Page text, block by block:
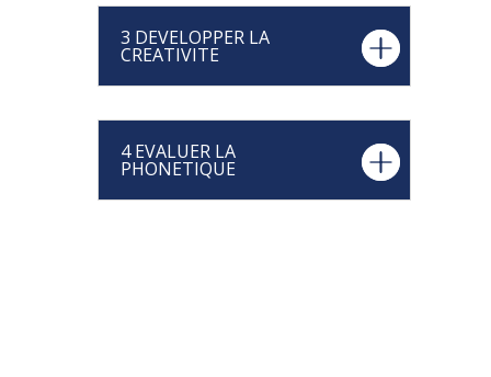
3 DEVELOPPER LA
CREATIVITE
4 EVALUER LA
PHONETIQUE